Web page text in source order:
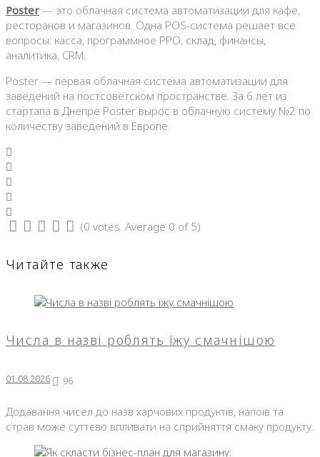
Poster — это облачная система автоматизации для кафе,
ресторанов и магазинов. Одна POS-система решает все
вопросы: касса, программное РРО, склад, финансы,
аналитика, CRM.
Poster — первая облачная система автоматизации для
заведений на постсоветском пространстве. За 6 лет из
стартапа в Днепре Poster вырос в облачную систему №2 по
количеству заведений в Европе.
(0 votes . Average 0 of 5)
Читайте также
Числа в назві роблять їжу смачнішою
01.08.2026 96
Додавання чисел до назв харчових продуктів, напоїв та
страв може суттєво впливати на сприйняття смаку продукту.